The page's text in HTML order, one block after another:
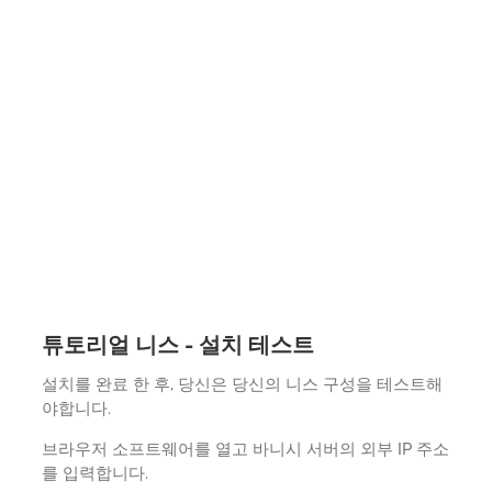
튜토리얼 니스 - 설치 테스트
설치를 완료 한 후, 당신은 당신의 니스 구성을 테스트해
야합니다.
브라우저 소프트웨어를 열고 바니시 서버의 외부 IP 주소
를 입력합니다.